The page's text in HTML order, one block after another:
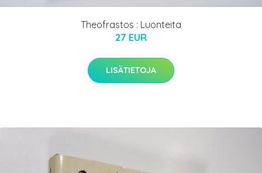
Theofrastos : Luonteita
27 EUR
LISÄTIETOJA